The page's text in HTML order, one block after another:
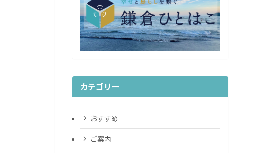
カテゴリー
おすすめ
ご案内